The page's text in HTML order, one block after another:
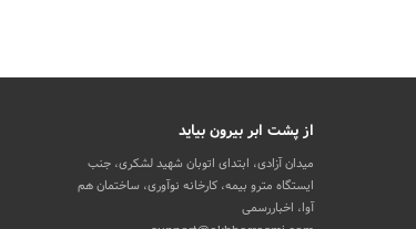
از پشت ابر بیرون بیاید
میدان آزادی، ابتدای اتوبان شهید لشکری، جنب
ایستگاه مترو بیمه، کارخانه نوآوری، ساختمان هم
آوا، اخباررسمی